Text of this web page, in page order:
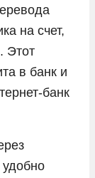
на счет,
Этот
в банк и
банк